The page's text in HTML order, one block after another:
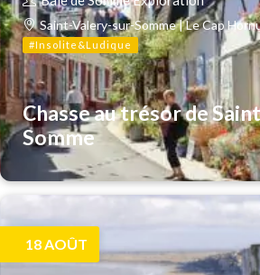
Saint-Valery-sur-Somme | Le Cap
#Insolite&Ludique
Chasse au trésor de
Somme
18 AOÛT